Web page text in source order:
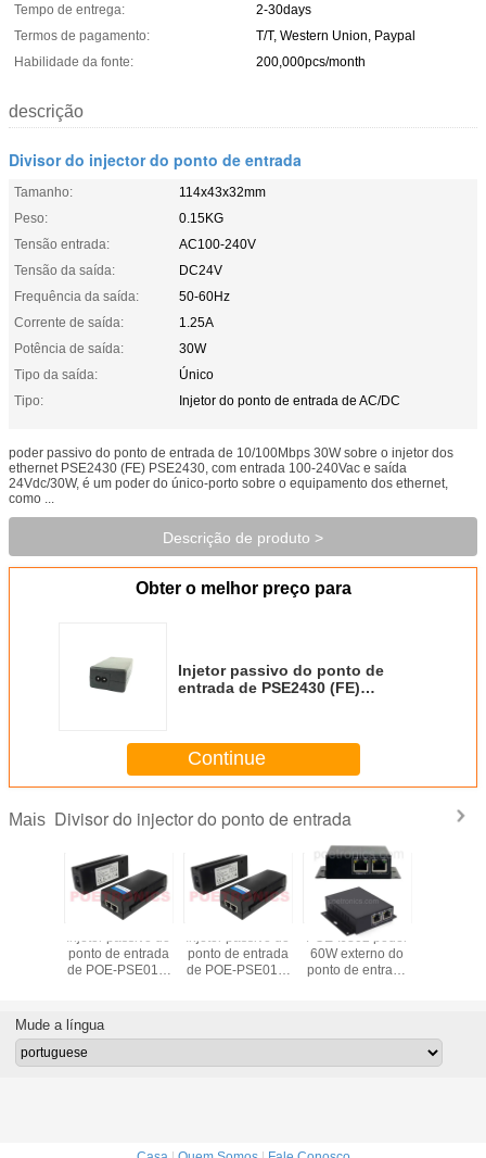
Tempo de entrega:
2-30days
Termos de pagamento:
T/T, Western Union, Paypal
Habilidade da fonte:
200,000pcs/month
descrição
Divisor do injector do ponto de entrada
Tamanho:
114x43x32mm
Peso:
0.15KG
Tensão entrada:
AC100-240V
Tensão da saída:
DC24V
Frequência da saída:
50-60Hz
Corrente de saída:
1.25A
Potência de saída:
30W
Tipo da saída:
Único
Tipo:
Injetor do ponto de entrada de AC/DC
poder passivo do ponto de entrada de 10/100Mbps 30W sobre o injetor dos
ethernet PSE2430 (FE) PSE2430, com entrada 100-240Vac e saída
24Vdc/30W, é um poder do único-porto sobre o equipamento dos ethernet,
como ...
Descrição de produto >
Obter o melhor preço para
Injetor passivo do ponto de
entrada de PSE2430 (FE)
Continue
Mais Divisor do injector do ponto de entrada
Injetor passivo do
ponto de entrada
de POE-PSE01M
Injetor passivo do
ponto de entrada
de POE-PSE01M
POE-IJ802 poder
60W externo do
ponto de entrada
POE-
Mude a língua